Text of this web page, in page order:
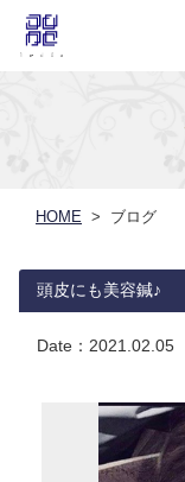
HOME > ブログ
頭皮にも美容鍼♪
Date： 2021.02.05